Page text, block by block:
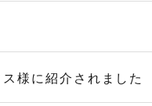
様に紹介されました